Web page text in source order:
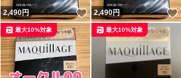
いいね！
2,490円 いいね！
2,490円
最大10%対象 最大10%対象